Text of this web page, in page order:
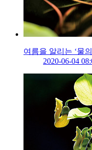
여름을 알리는 ‘물
2020-06-04